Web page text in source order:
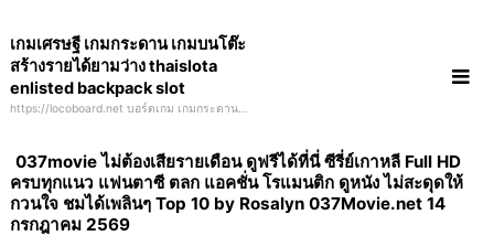
Skip
to
content
เกมเศรษฐี เกมกระดาน เกมบนโต๊ะ
สร้างรายได้ยามว่าง thaislota
enlisted backpack slot
https://locoboard.net บอร์ดเกม เกมกระดาน
5G กับ PGSlot5g dewapoker99 poker lounge
99
037movie ไม่ต้องเสียรายเดือน ดูฟรีได้ที่นี่ ซีรี่ย์เกาหลี Full HD
ครบทุกแนว แฟนตาซี ตลก แอคชั่น โรแมนติก ดูหนัง ไม่สะดุดให้
กวนใจ ชมได้เพลินๆ Top 10 by Rosalyn 037Movie.net 14
กรกฎาคม 2569